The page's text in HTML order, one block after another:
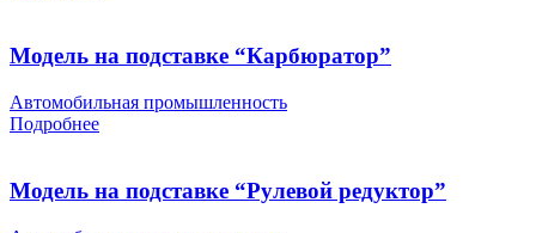
Модель на подставке “Карбюратор”
Автомобильная промышленность
Подробнее
Модель на подставке “Рулевой редуктор”